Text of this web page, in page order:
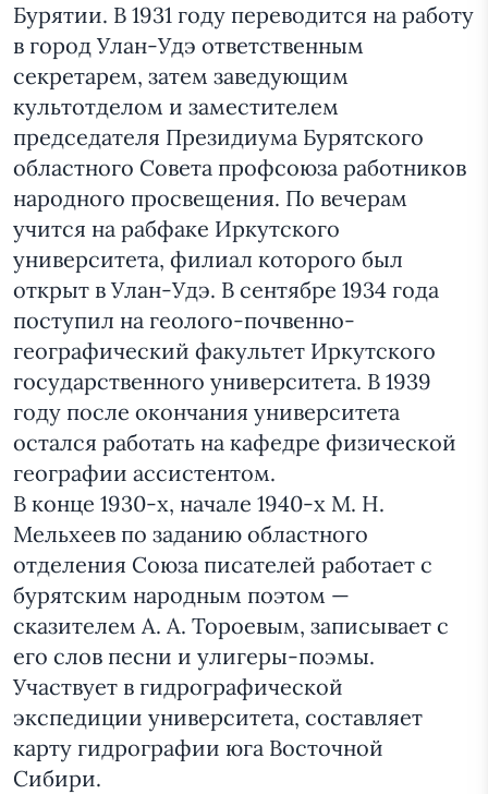
Бурятии. В 1931 году переводится на работу
в город Улан-Удэ ответственным
секретарем, затем заведующим
культотделом и заместителем
председателя Президиума Бурятского
областного Совета профсоюза работников
народного просвещения. По вечерам
учится на рабфаке Иркутского
университета, филиал которого был
открыт в Улан-Удэ. В сентябре 1934 года
поступил на геолого-почвенно-
географический факультет Иркутского
государственного университета. В 1939
году после окончания университета
остался работать на кафедре физической
географии ассистентом.
В конце 1930-х, начале 1940-х М. Н.
Мельхеев по заданию областного
отделения Союза писателей работает с
бурятским народным поэтом —
сказителем А. А. Тороевым, записывает с
его слов песни и улигеры-поэмы.
Участвует в гидрографической
экспедиции университета, составляет
карту гидрографии юга Восточной
Сибири.